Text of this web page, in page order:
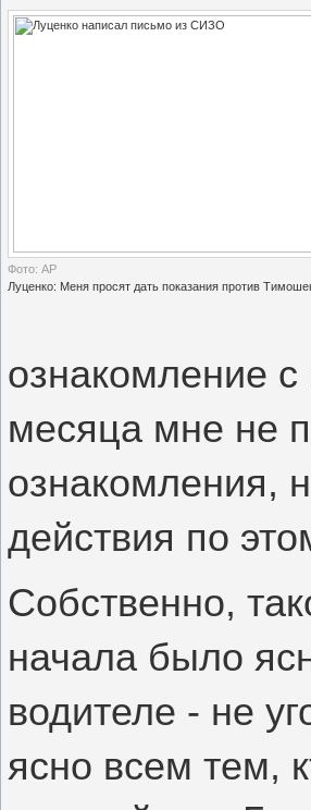
Фото: АР
Луценко: Меня просят дать показания против
ознакомление
месяца мне не
ознакомления,
действия по
Собственно,
начала было
водителе - не
ясно всем тем,